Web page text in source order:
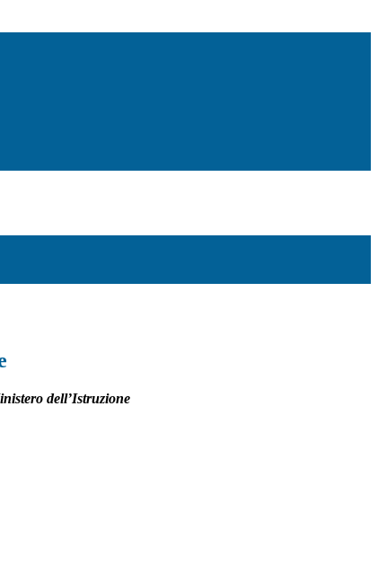
dell’Istruzione